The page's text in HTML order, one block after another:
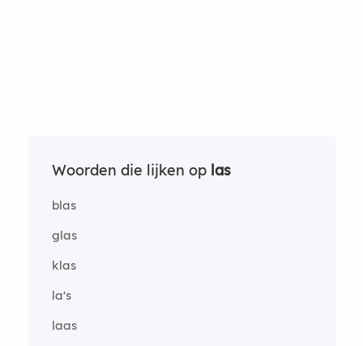
Woorden die lijken op las
blas
glas
klas
la's
laas